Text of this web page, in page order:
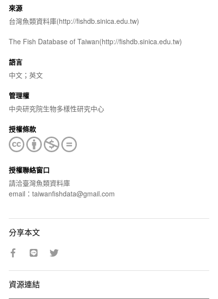
來源
台灣魚類資料庫(http://fishdb.sinica.edu.tw)
The Fish Database of Taiwan(http://fishdb.sinica.edu.tw)
語言
中文；英文
管理權
中央研究院生物多樣性研究中心
授權條款
授權聯絡窗口
請洽臺灣魚類資料庫
email：taiwanfishdata@gmail.com
分享本文
資源連結